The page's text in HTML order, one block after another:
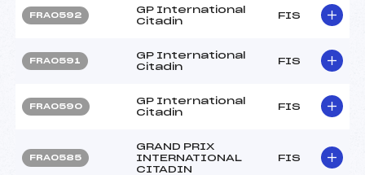
FRA0592
GP International
Citadin
FIS
FRA0591
GP International
Citadin
FIS
FRA0590
GP International
Citadin
FIS
FRA0585
GRAND PRIX
INTERNATIONAL
CITADIN
FIS